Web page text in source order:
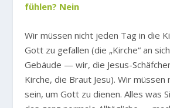
fühlen? Nein
Wir müssen nicht jeden Tag in die
Gott zu gefallen (die „Kirche“ an
Gebäude — wir, die Jesus-
Kirche, die Braut Jesu). Wir
sein, um Gott zu dienen. Alles was